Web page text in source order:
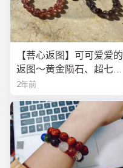
【菩心返图】可可爱爱的
返图～黄金陨石、超七、
金草莓晶
2年前